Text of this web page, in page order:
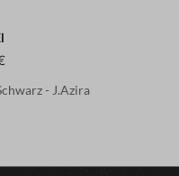
- J.Azira